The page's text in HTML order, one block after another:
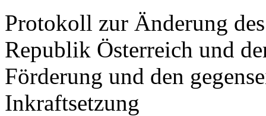
Protokoll zur Änderung
Republik Österreich und
Förderung und den
Inkraftsetzung